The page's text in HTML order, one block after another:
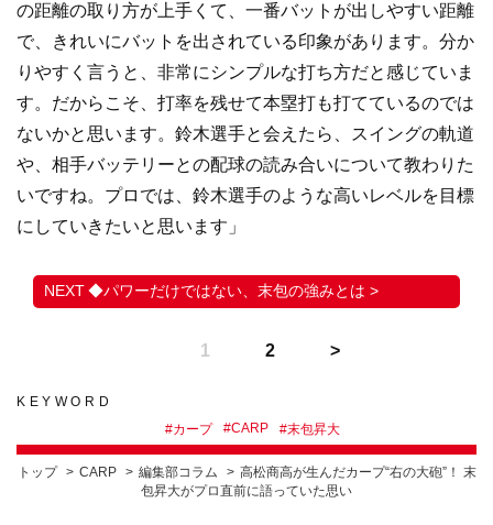
の距離の取り方が上手くて、一番バットが出しやすい距離
で、きれいにバットを出されている印象があります。分か
りやすく言うと、非常にシンプルな打ち方だと感じていま
す。だからこそ、打率を残せて本塁打も打てているのでは
ないかと思います。鈴木選手と会えたら、スイングの軌道
や、相手バッテリーとの配球の読み合いについて教わりた
いですね。プロでは、鈴木選手のような高いレベルを目標
にしていきたいと思います」
◆パワーだけではない、末包の強みとは >
1 2
KEYWORD
#カープ #CARP #末包昇大
トップ CARP 編集部コラム
高松商高が生んだカープ“右の大砲”！ 末
包昇大がプロ直前に語っていた思い